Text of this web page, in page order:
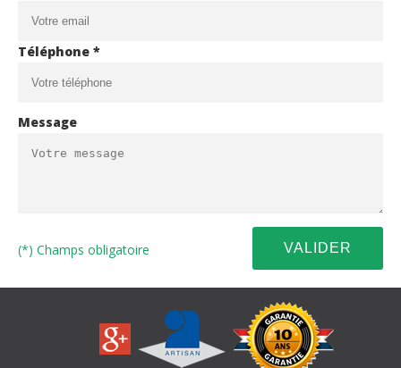
Téléphone *
Message
(*) Champs obligatoire